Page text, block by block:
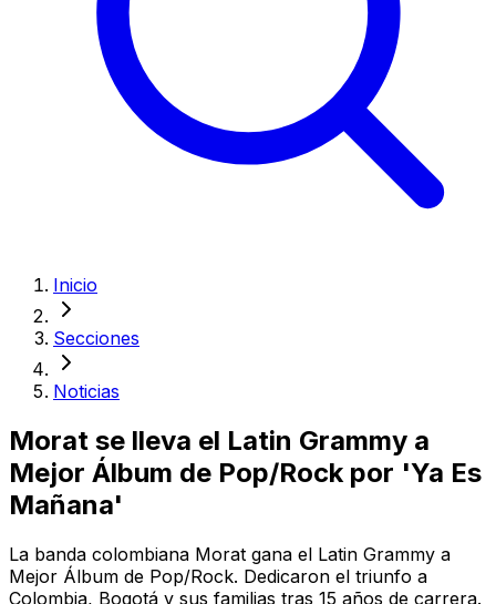
Inicio
Secciones
Noticias
Morat se lleva el Latin Grammy a
Mejor Álbum de Pop/Rock por 'Ya Es
Mañana'
La banda colombiana Morat gana el Latin Grammy a
Mejor Álbum de Pop/Rock. Dedicaron el triunfo a
Colombia, Bogotá y sus familias tras 15 años de carrera.